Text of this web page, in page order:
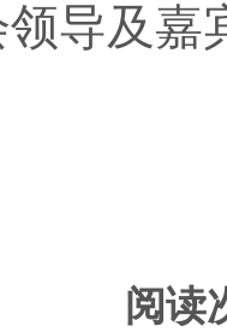
导及嘉
阅读